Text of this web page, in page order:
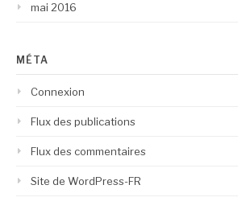
mai 2016
MÉTA
Connexion
Flux des publications
Flux des commentaires
Site de WordPress-FR